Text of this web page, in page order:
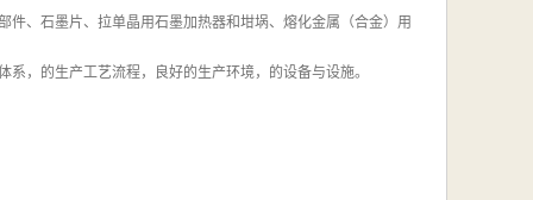
、石墨片、拉单晶用石墨加热器和坩埚、熔化金属（合金）用
，的生产工艺流程，良好的生产环境，的设备与设施。